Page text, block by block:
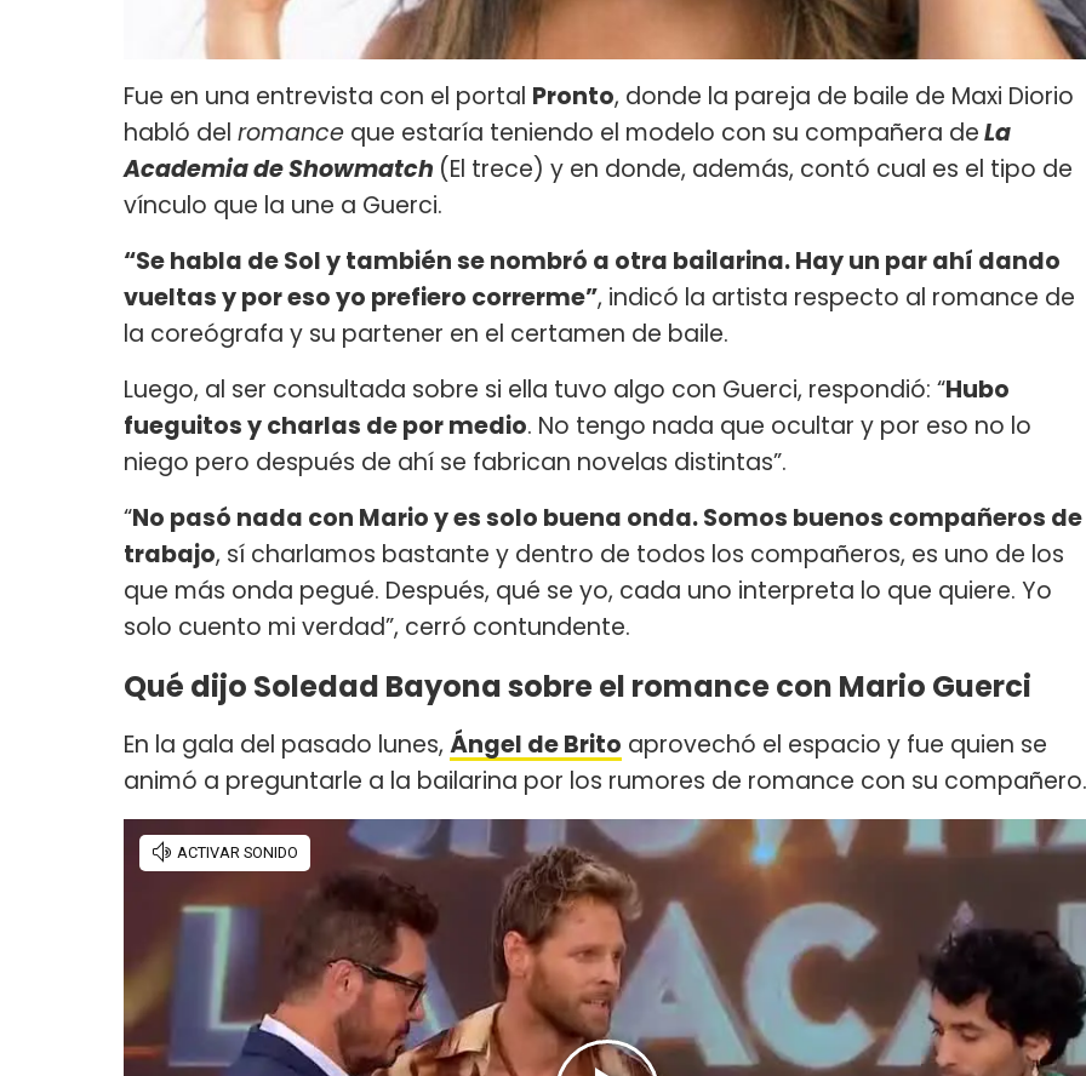
Fue en una entrevista con el portal Pronto, donde la pareja de baile de Maxi Diorio
habló del romance que estaría teniendo el modelo con su compañera deLa
Academia de Showmatch (El trece) y en donde, además, contó cual es el tipo de
vínculo que la une a Guerci.
“Se habla de Sol y también se nombró a otra bailarina. Hay un par ahí dando
vueltas y por eso yo prefiero correrme”, indicó la artista respecto al romance de
la coreógrafa y su partener en el certamen de baile.
Luego, al ser consultada sobre si ella tuvo algo con Guerci, respondió: “Hubo
fueguitos y charlas de por medio. No tengo nada que ocultar y por eso no lo
niego pero después de ahí se fabrican novelas distintas”.
“No pasó nada con Mario y es solo buena onda. Somos buenos compañeros de
trabajo, sí charlamos bastante y dentro de todos los compañeros, es uno de los
que más onda pegué. Después, qué se yo, cada uno interpreta lo que quiere. Yo
solo cuento mi verdad”, cerró contundente.
Qué dijo Soledad Bayona sobre el romance con Mario Guerci
En la gala del pasado lunes, Ángel de Brito aprovechó el espacio y fue quien se
animó a preguntarle a la bailarina por los rumores de romance con su compañero.